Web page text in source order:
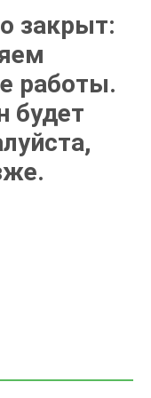
закрыт:
работы.
будет